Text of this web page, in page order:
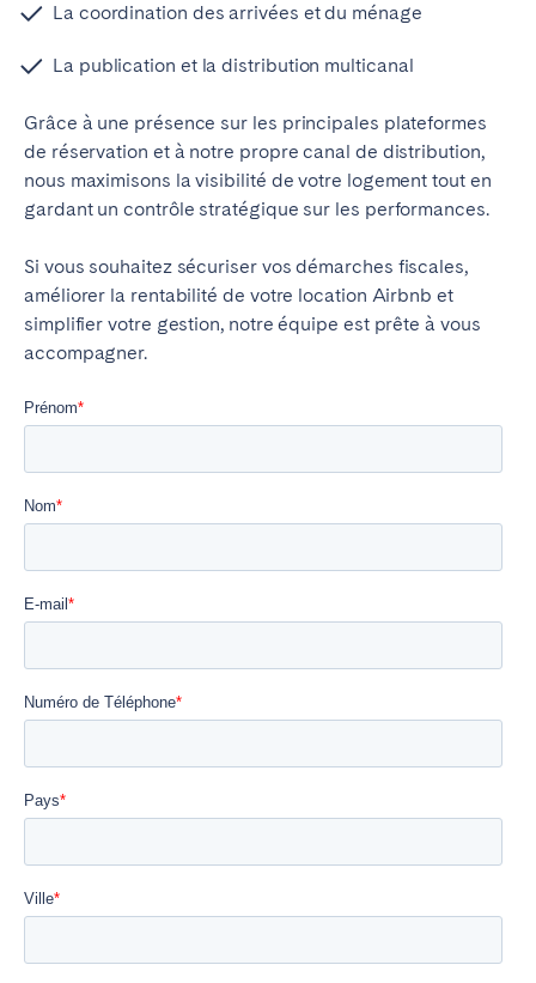
La coordination des arrivées et du ménage
La publication et la distribution multicanal
Grâce à une présence sur les principales plateformes
de réservation et à notre propre canal de distribution,
nous maximisons la visibilité de votre logement tout en
gardant un contrôle stratégique sur les performances.
Si vous souhaitez sécuriser vos démarches fiscales,
améliorer la rentabilité de votre location Airbnb et
simplifier votre gestion, notre équipe est prête à vous
accompagner.